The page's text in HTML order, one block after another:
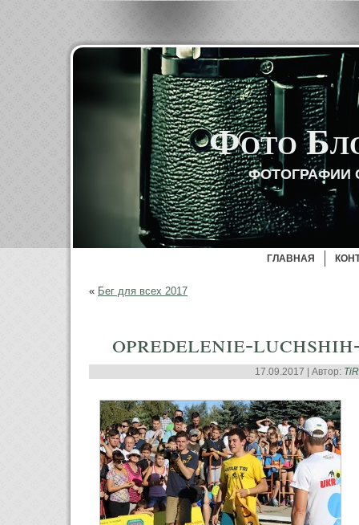
Фото
ФОТОГРАФИИ
ГЛАВНАЯ
« Бег для всех 2017
opredelenie-
17.09.2017 | Автор: